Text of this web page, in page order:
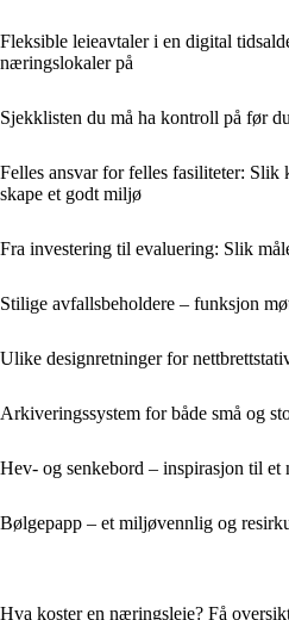
Fleksible leieavtaler i en digital
næringslokaler på
Sjekklisten du må ha kontroll på før
Felles ansvar for felles fasiliteter: Slik
skape et godt miljø
Fra investering til evaluering: Slik
Stilige avfallsbeholdere – funksjon
Ulike designretninger for
Arkiveringssystem for både små og
Hev- og senkebord – inspirasjon til et
Bølgepapp – et miljøvennlig og
Hva koster en næringsleie? Få